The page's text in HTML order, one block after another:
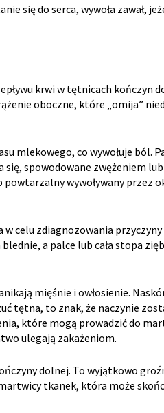
się do serca, wywoła zawał,
krwi w tętnicach kończyn
oboczne, które „omija”
mlekowego, co wywołuje ból.
spowodowane zwężeniem
wywoływany przez
celu zdiagnozowania
a palce lub cała stopa
mięśnie i owłosienie.
tętna, to znak, że naczynie
które mogą prowadzić do
ulegają zakażeniom.
dolnej. To wyjątkowo
tkanek, która może